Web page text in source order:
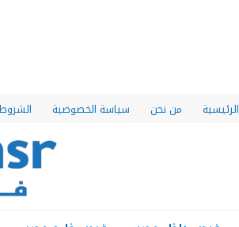
الرئيسية من نحن سياسة الخصوصية